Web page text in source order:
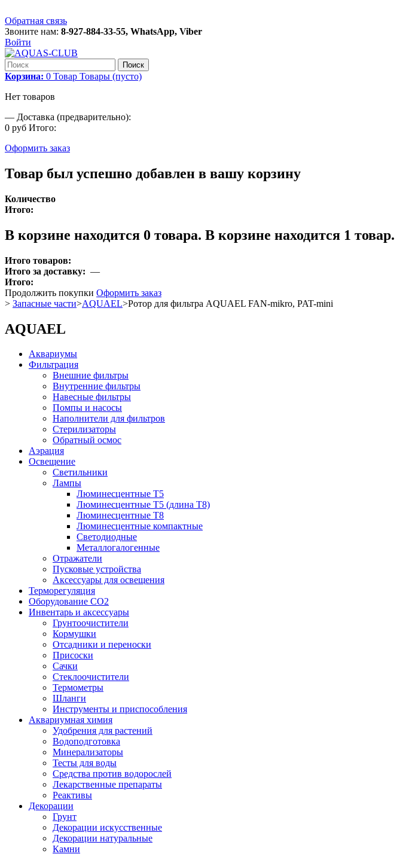
Обратная связь
Звоните нам: 8-927-884-33-55, WhatsApp, Viber
Войти
Поиск
Корзина: 0 Товар Товары (пусто)
Нет товаров
— Доставка (предварительно):
0 руб Итого:
Оформить заказ
Товар был успешно добавлен в вашу корзину
Количество
Итого:
В корзине находится 0 товара. В корзине находится 1 товар.
Итого товаров:
Итого за доставку: —
Итого:
Продолжить покупки Оформить заказ
> Запасные части>AQUAEL>Ротор для фильтра AQUAEL FAN-mikro, PAT-mini
AQUAEL
Аквариумы
Фильтрация
Внешние фильтры
Внутренние фильтры
Навесные фильтры
Помпы и насосы
Наполнители для фильтров
Стерилизаторы
Обратный осмос
Аэрация
Освещение
Светильники
Лампы
Люминесцентные T5
Люминесцентные T5 (длина T8)
Люминесцентные T8
Люминесцентные компактные
Светодиодные
Металлогалогенные
Отражатели
Пусковые устройства
Аксессуары для освещения
Терморегуляция
Оборудование CO2
Инвентарь и аксессуары
Грунтоочистители
Кормушки
Отсадники и переноски
Присоски
Сачки
Стеклоочистители
Термометры
Шланги
Инструменты и приспособления
Аквариумная химия
Удобрения для растений
Водоподготовка
Минерализаторы
Тесты для воды
Средства против водорослей
Лекарственные препараты
Реактивы
Декорации
Грунт
Декорации искусственные
Декорации натуральные
Камни